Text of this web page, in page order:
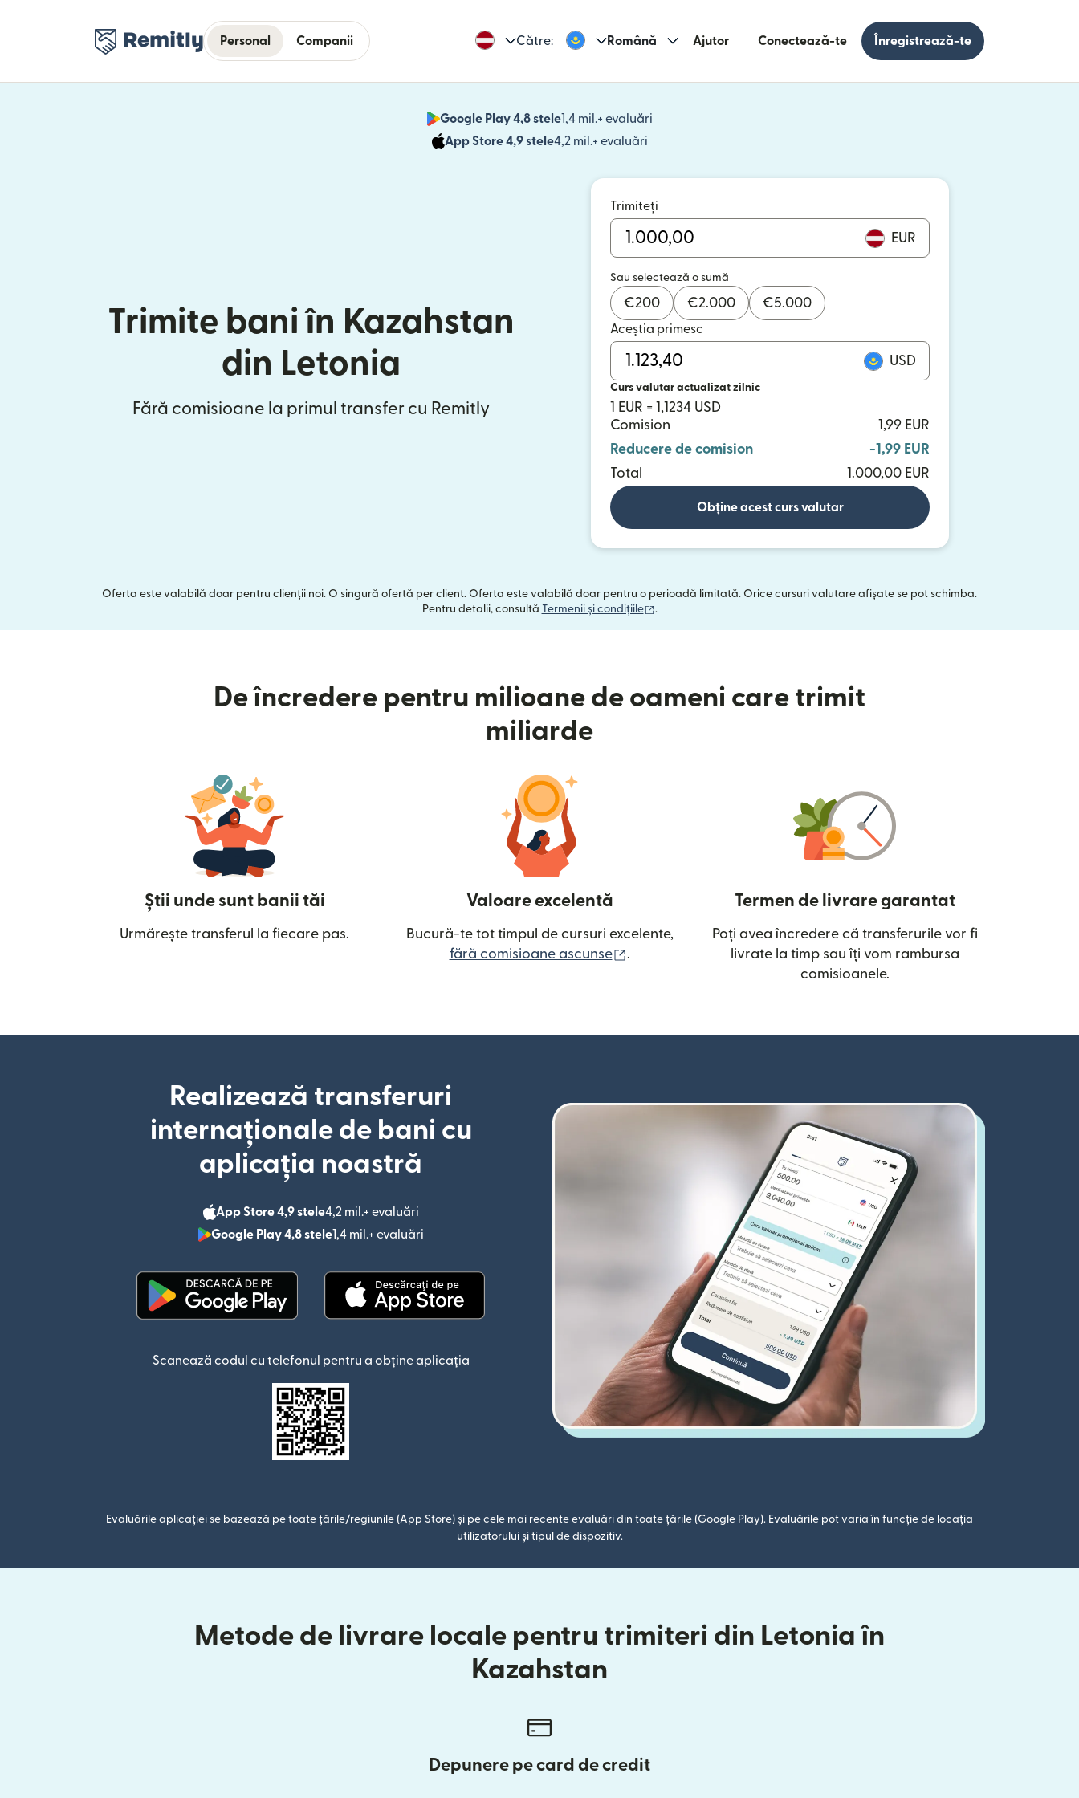
Personal Companii Către: Română Ajutor Conectează-te Înregistrează-te
Google Play 4,8 stele1,4 mil.+ evaluări
(se deschide într-o fereastră nouă)
App Store 4,9 stele4,2 mil.+ evaluări
(se deschide într-o fereastră nouă)
Trimite bani în Kazahstan
din Letonia
Fără comisioane la primul transfer cu Remitly
Trimiteți
EUR
Sau selectează o sumă
€200 €2.000 €5.000
Aceștia primesc
USD
Curs valutar actualizat zilnic
1 EUR = 1,1234 USD
Comision
1,99 EUR
Reducere de comision
-1,99 EUR
Total
1.000,00 EUR
Obține acest curs valutar
Oferta este valabilă doar pentru clienții noi. O singură ofertă per client. Oferta este valabilă doar pentru o perioadă limitată. Orice cursuri valutare afișate se pot schimba.
Pentru detalii, consultă Termenii și condițiile (se deschide într-o fereastră nouă)
.
De încredere pentru milioane de oameni care trimit
miliarde
Știi unde sunt banii tăi
Urmărește transferul la fiecare pas.
Valoare excelentă
Bucură-te tot timpul de cursuri excelente,
fără comisioane ascunse
(se deschide într-o fereastră nouă)
.
Termen de livrare garantat
Poți avea încredere că transferurile vor fi
livrate la timp sau îți vom rambursa
comisioanele.
Realizează transferuri
internaționale de bani cu
aplicația noastră
App Store 4,9 stele4,2 mil.+ evaluări
(se deschide într-o fereastră nouă)
Google Play 4,8 stele1,4 mil.+ evaluări
(se deschide într-o fereastră nouă)
Scanează codul cu telefonul pentru a obține aplicația
Evaluările aplicației se bazează pe toate țările/regiunile (App Store) și pe cele mai recente evaluări din toate țările (Google Play). Evaluările pot varia în funcție de locația
utilizatorului și tipul de dispozitiv.
Metode de livrare locale pentru trimiteri din Letonia în
Kazahstan
Depunere pe card de credit